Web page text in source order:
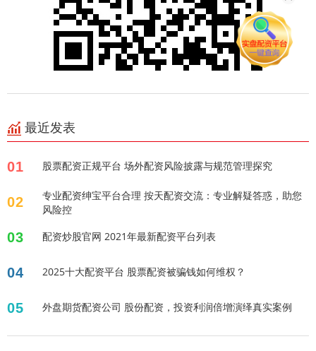
最近发表
01 股票配资正规平台 场外配资风险披露与规范管理探究
02
专业配资绅宝平台合理 按天配资交流：专业解疑答惑，助您
风险控
03 配资炒股官网 2021年最新配资平台列表
04 2025十大配资平台 股票配资被骗钱如何维权？
05 外盘期货配资公司 股份配资，投资利润倍增演绎真实案例